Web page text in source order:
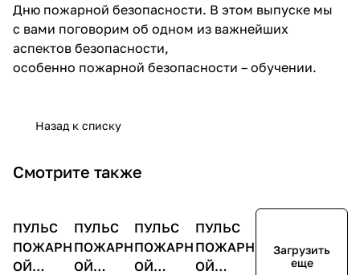
Дню пожарной безопасности. В этом выпуске мы
с вами поговорим об одном из важнейших
аспектов безопасности,
особенно пожарной безопасности – обучении.
Назад к списку
Смотрите также
"Пульс
пожарной
безопасности"
ПУЛЬС
ПОЖАРН
ОЙ
"Пульс
пожарной
безопасности"
ПУЛЬС
ПОЖАРН
ОЙ
"Пульс
пожарной
безопасности"
ПУЛЬС
ПОЖАРН
ОЙ
"Пульс
пожарной
безопасности"
ПУЛЬС
ПОЖАРН
ОЙ
Загрузить
еще